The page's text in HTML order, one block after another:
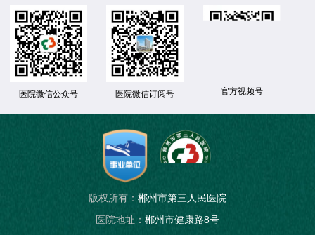
医院微信公众号 医院微信订阅号 官方视频号
版权所有： 郴州市第三人民医院
医院地址： 郴州市健康路8号